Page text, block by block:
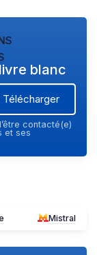
blanc
contacté(e)
et ses
Mistral